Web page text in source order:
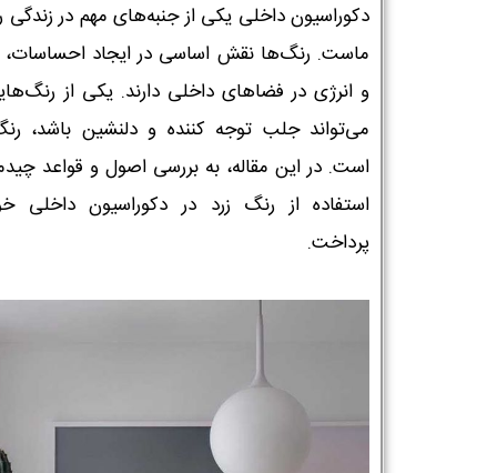
دکوراسیون داخلی یکی از جنبه‌های مهم در زندگی
ماست. رنگ‌ها نقش اساسی در ایجاد احساسات،
و انرژی در فضاهای داخلی دارند. یکی از
می‌تواند جلب توجه کننده و دلنشین باشد،
است. در این مقاله، به بررسی اصول و قواعد
استفاده از رنگ زرد در دکوراسیون داخلی
پرداخت.